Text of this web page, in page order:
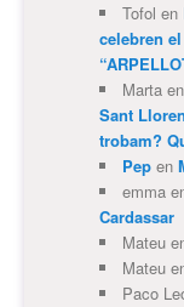
Tofol en
celebren
Martaen
Sant
trobam?
Pepen
emma
Cardassar
Mateu
Mateu
Paco